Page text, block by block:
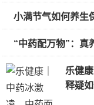
小满节气如何养生
“中药配万物”：真
乐健
释疑